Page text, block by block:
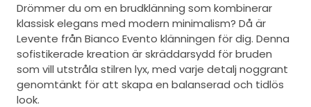
Drömmer du om en brudklänning som kombinerar
klassisk elegans med modern minimalism? Då är
Levente från Bianco Evento klänningen för dig. Denna
sofistikerade kreation är skräddarsydd för bruden
som vill utstråla stilren lyx, med varje detalj noggrant
genomtänkt för att skapa en balanserad och tidlös
look.